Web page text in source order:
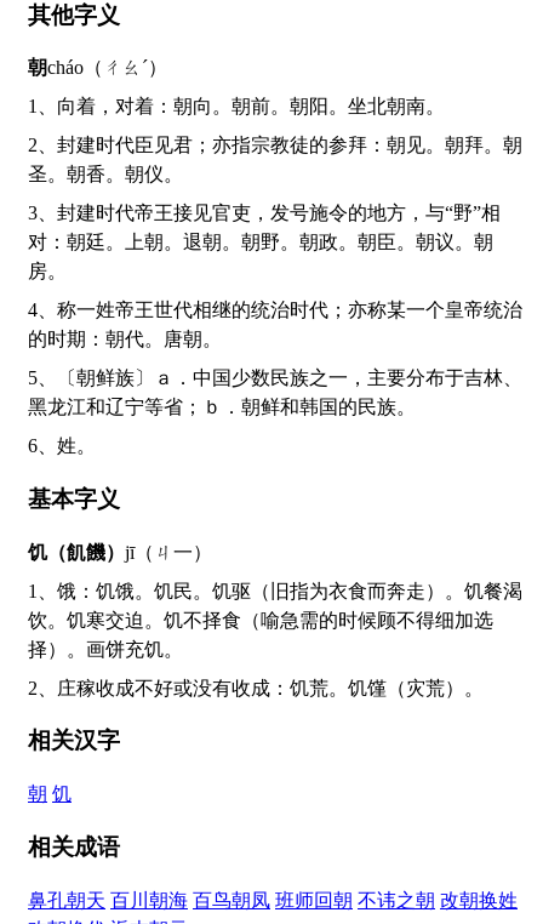
其他字义
朝cháo（ㄔㄠˊ）
1、向着，对着：朝向。朝前。朝阳。坐北朝南。
2、封建时代臣见君；亦指宗教徒的参拜：朝见。朝拜。朝
圣。朝香。朝仪。
3、封建时代帝王接见官吏，发号施令的地方，与“野”相
对：朝廷。上朝。退朝。朝野。朝政。朝臣。朝议。朝
房。
4、称一姓帝王世代相继的统治时代；亦称某一个皇帝统治
的时期：朝代。唐朝。
5、〔朝鲜族〕ａ．中国少数民族之一，主要分布于吉林、
黑龙江和辽宁等省；ｂ．朝鲜和韩国的民族。
6、姓。
基本字义
饥（飢饑） jī（ㄐ一）
1、饿：饥饿。饥民。饥驱（旧指为衣食而奔走）。饥餐渴
饮。饥寒交迫。饥不择食（喻急需的时候顾不得细加选
择）。画饼充饥。
2、庄稼收成不好或没有收成：饥荒。饥馑（灾荒）。
相关汉字
朝 饥
相关成语
鼻孔朝天 百川朝海 百鸟朝凤 班师回朝 不讳之朝 改朝换姓